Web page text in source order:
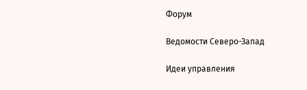
Форум
Ведомости Северо-Запад
Идеи управления